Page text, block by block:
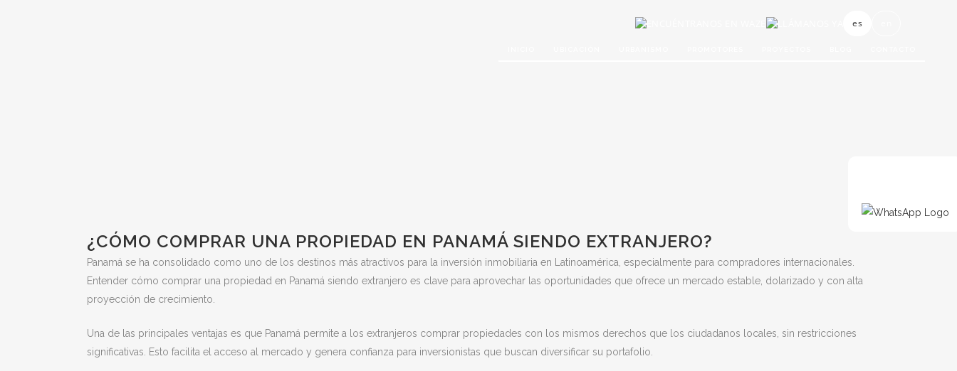
ENCUÉNTRANOS EN WAZE LLÁMANOS YA es
¿CÓMO COMPRAR UNA PROPIEDAD EN PANAMÁ SIENDO EXTRANJERO?
Panamá se ha consolidado como uno de los destinos más atractivos para la inversión inmobiliaria en Latinoamérica, especialmente para compradores internacionales.
Entender cómo comprar una propiedad en Panamá siendo extranjero es clave para aprovechar las oportunidades que ofrece un mercado estable, dolarizado y con alta
proyección de crecimiento.
Una de las principales ventajas es que Panamá permite a los extranjeros comprar propiedades con los mismos derechos que los ciudadanos locales, sin restricciones
significativas. Esto facilita el acceso al mercado y genera confianza para inversionistas que buscan diversificar su portafolio.